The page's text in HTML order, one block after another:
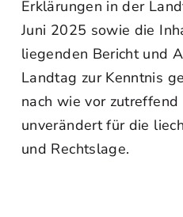
Erklärungen in der
Juni 2025 sowie die
liegenden Bericht und
Landtag zur Kenntnis
nach wie vor
unverändert für die
und Rechtslage.